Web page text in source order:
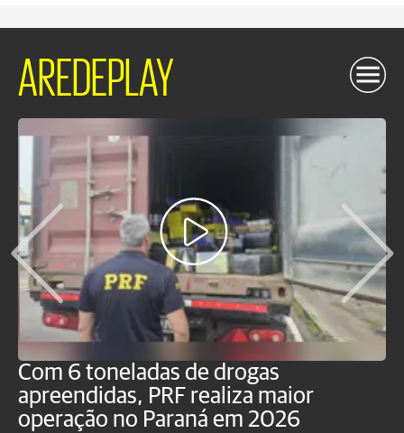
AREDEPLAY
Com 6 toneladas de drogas
apreendidas, PRF realiza maior
operação no Paraná em 2026